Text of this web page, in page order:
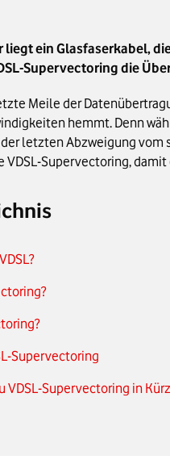
liegt ein Glasfaserkabel,
Supervectoring die
Meile der
hemmt. Denn
letzten Abzweigung
Supervectoring,
Supervectoring
VDSL-Supervectoring in